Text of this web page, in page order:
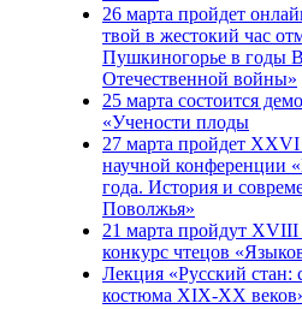
26 марта пройдет
твой в жестокий час
Пушкиногорье в годы
Отечественной войны»
25 марта состоится
«Учености плоды
27 марта пройдет
научной конференции
года. История и
Поволжья»
21 марта пройдут
конкурс чтецов
Лекция «Русский стан:
костюма XIX-XX